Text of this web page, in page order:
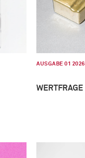
AUSGABE 01 2026
WERTFRAGE